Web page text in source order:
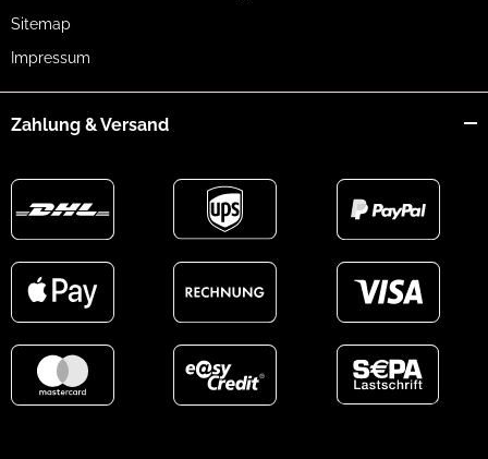
Sitemap
Impressum
Zahlung & Versand